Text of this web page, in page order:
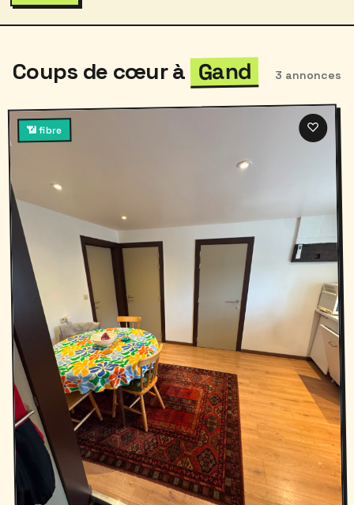
Coups de cœur à Gand 3 annonces
📶 fibre ♡